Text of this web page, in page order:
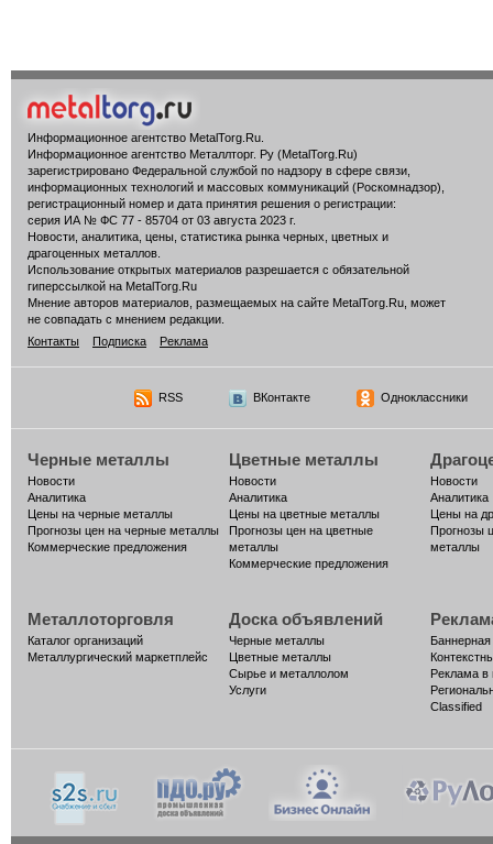
Информационное агентство MetalTorg.Ru
Информационное агентство Металлторг. Ру (MetalTorg.Ru)
зарегистрировано Федеральной службой по надзору в сфере связи,
информационных технологий и массовых коммуникаций (Роскомнадзор),
регистрационный номер и дата принятия решения о регистрации:
серия ИА № ФС 77 - 85704 от 03 августа 2023 г.
Новости, аналитика, цены, статистика рынка черных, цветных и
драгоценных металлов.
Использование открытых материалов разрешается с обязательной
гиперссылкой на MetalTorg.Ru
Мнение авторов материалов, размещаемых на сайте MetalTorg.Ru, может
не совпадать с мнением редакции.
Контакты
Подписка Реклама
RSS ВКонтакте Одноклассники
Черные металлы
Новости
Аналитика
Цены на черные металлы
Прогнозы цен на черные металлы
Коммерческие предложения
Цветные металлы
Новости
Аналитика
Цены на цветные металлы
Прогнозы цен на цветные
металлы
Коммерческие предложения
Новости
Аналитика
Цены на
Прогнозы
металлы
Металлоторговля
Каталог организаций
Металлургический маркетплейс
Доска объявлений
Черные металлы
Цветные металлы
Сырье и металлолом
Услуги
Реклама в
Classified